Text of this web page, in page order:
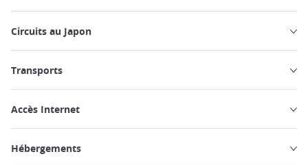
Circuits au Japon
Transports
Accès Internet
Hébergements